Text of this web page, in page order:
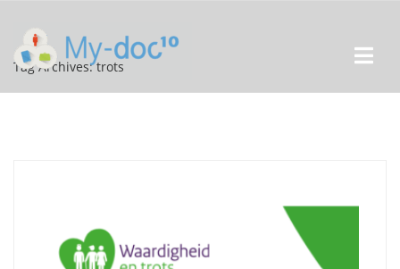
Tag Archives: trots